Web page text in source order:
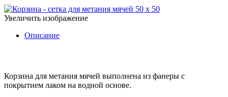
Увеличить изображение
Описание
Корзина для метания мячей выполнена из фанеры с
покрытием лаком на водной основе.